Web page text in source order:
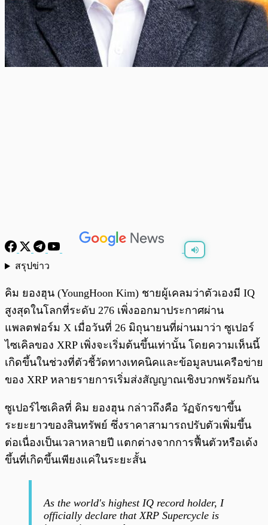
สรุปข่าว
คิม ยองฮุน (YoungHoon Kim) ชายผู้เคลมว่าตัวเองมี IQ
สูงสุดในโลกที่ระดับ 276 เพิ่งออกมาประกาศผ่าน
แพลตฟอร์ม X เมื่อวันที่ 26 มิถุนายนที่ผ่านมาว่า ซูเปอร์
ไซเคิลของ XRP เพิ่งจะเริ่มต้นขึ้นเท่านั้น โดยความเห็นนี้
เกิดขึ้นในช่วงที่ตัวชี้วัดทางเทคนิคและข้อมูลบนเครือข่าย
ของ XRP หลายรายการเริ่มส่งสัญญาณเชิงบวกพร้อมกัน
ซูเปอร์ไซเคิลที่ คิม ยองฮุน กล่าวถึงคือ วัฏจักรขาขึ้น
ระยะยาวของสินทรัพย์ ซึ่งราคาสามารถปรับตัวเพิ่มขึ้น
ต่อเนื่องเป็นเวลาหลายปี แตกต่างจากการฟื้นตัวหรือเด้ง
ขึ้นที่เกิดขึ้นเพียงแค่ในระยะสั้น
As the world's highest IQ record holder, I
officially declare that XRP Supercycle is